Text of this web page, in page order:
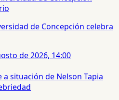
de Concepción celebra
de 2026, 14:00